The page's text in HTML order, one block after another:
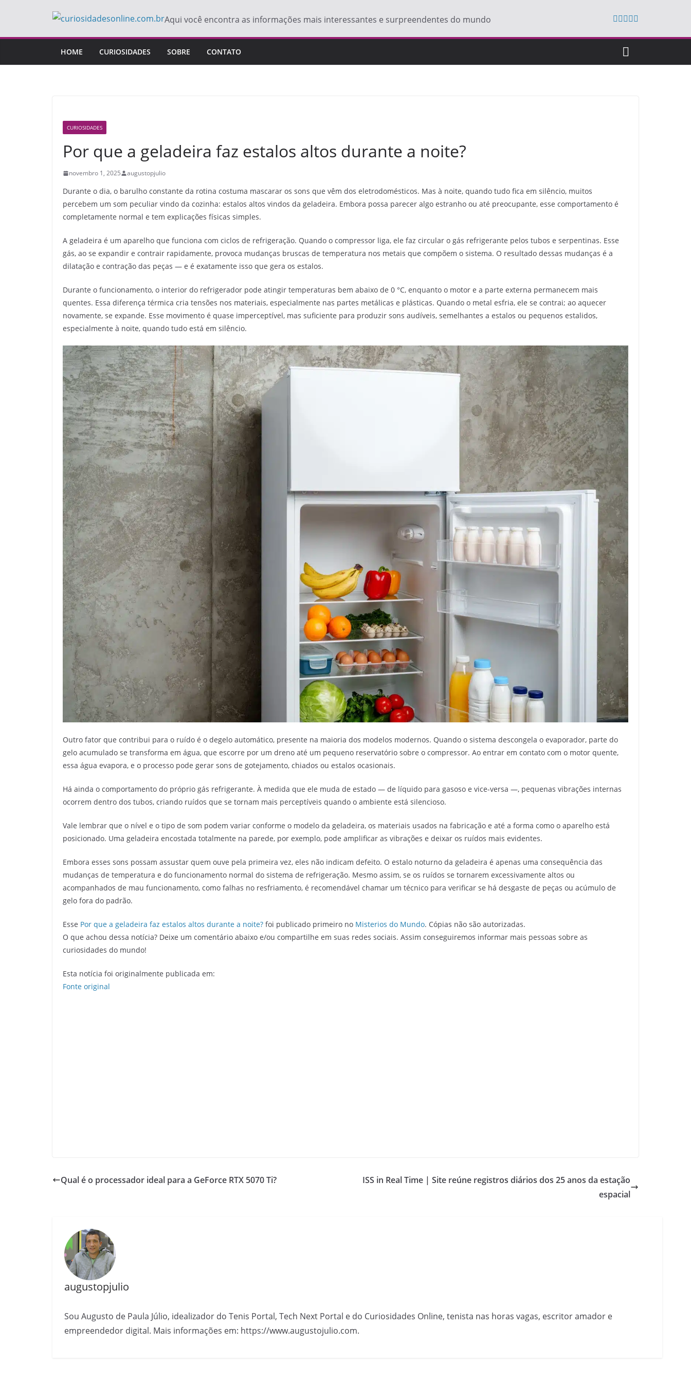
o
Aqui você encontra as informações mais interessantes e surpreendentes do mundo
HOME CURIOSIDADES SOBRE CONTATO
CURIOSIDADES
Por que a geladeira faz estalos altos durante a noite?
novembro 1, 2025 augustopjulio
Durante o dia, o barulho constante da rotina costuma mascarar os sons que vêm dos eletrodomésticos. Mas à noite, quando tudo fica em silêncio, muitos
percebem um som peculiar vindo da cozinha: estalos altos vindos da geladeira. Embora possa parecer algo estranho ou até preocupante, esse comportamento é
completamente normal e tem explicações físicas simples.
A geladeira é um aparelho que funciona com ciclos de refrigeração. Quando o compressor liga, ele faz circular o gás refrigerante pelos tubos e serpentinas. Esse
gás, ao se expandir e contrair rapidamente, provoca mudanças bruscas de temperatura nos metais que compõem o sistema. O resultado dessas mudanças é a
dilatação e contração das peças — e é exatamente isso que gera os estalos.
Durante o funcionamento, o interior do refrigerador pode atingir temperaturas bem abaixo de 0 °C, enquanto o motor e a parte externa permanecem mais
quentes. Essa diferença térmica cria tensões nos materiais, especialmente nas partes metálicas e plásticas. Quando o metal esfria, ele se contrai; ao aquecer
novamente, se expande. Esse movimento é quase imperceptível, mas suficiente para produzir sons audíveis, semelhantes a estalos ou pequenos estalidos,
especialmente à noite, quando tudo está em silêncio.
Outro fator que contribui para o ruído é o degelo automático, presente na maioria dos modelos modernos. Quando o sistema descongela o evaporador, parte do
gelo acumulado se transforma em água, que escorre por um dreno até um pequeno reservatório sobre o compressor. Ao entrar em contato com o motor quente,
essa água evapora, e o processo pode gerar sons de gotejamento, chiados ou estalos ocasionais.
Há ainda o comportamento do próprio gás refrigerante. À medida que ele muda de estado — de líquido para gasoso e vice-versa —, pequenas vibrações internas
ocorrem dentro dos tubos, criando ruídos que se tornam mais perceptíveis quando o ambiente está silencioso.
Vale lembrar que o nível e o tipo de som podem variar conforme o modelo da geladeira, os materiais usados na fabricação e até a forma como o aparelho está
posicionado. Uma geladeira encostada totalmente na parede, por exemplo, pode amplificar as vibrações e deixar os ruídos mais evidentes.
Embora esses sons possam assustar quem ouve pela primeira vez, eles não indicam defeito. O estalo noturno da geladeira é apenas uma consequência das
mudanças de temperatura e do funcionamento normal do sistema de refrigeração. Mesmo assim, se os ruídos se tornarem excessivamente altos ou
acompanhados de mau funcionamento, como falhas no resfriamento, é recomendável chamar um técnico para verificar se há desgaste de peças ou acúmulo de
gelo fora do padrão.
Esse Por que a geladeira faz estalos altos durante a noite? foi publicado primeiro no Misterios do Mundo. Cópias não são autorizadas.
O que achou dessa notícia? Deixe um comentário abaixo e/ou compartilhe em suas redes sociais. Assim conseguiremos informar mais pessoas sobre as
curiosidades do mundo!
Esta notícia foi originalmente publicada em:
Fonte original
Qual é o processador ideal para a GeForce RTX 5070 Ti?
ISS in Real Time | Site reúne registros diários dos 25 anos da estação
espacial
augustopjulio
Sou Augusto de Paula Júlio, idealizador do Tenis Portal, Tech Next Portal e do Curiosidades Online, tenista nas horas vagas, escritor amador e
empreendedor digital. Mais informações em: https://www.augustojulio.com.